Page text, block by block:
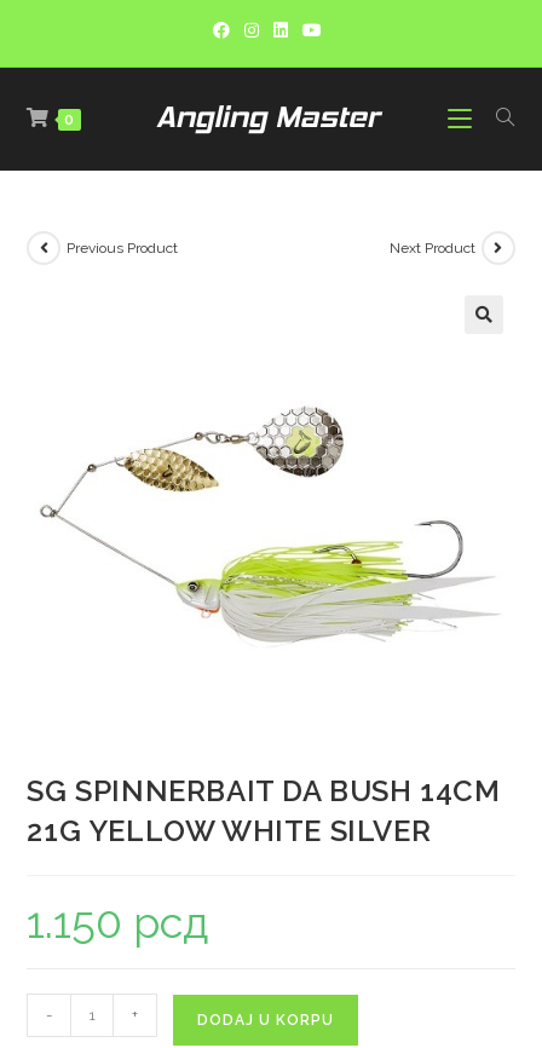
0
Previous Product Next Product
SG SPINNERBAIT DA BUSH 14CM
21G YELLOW WHITE SILVER
1.150 рсд
- + DODAJ U KORPU